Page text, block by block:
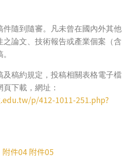
件隨到隨審。凡未曾在國內外其他
論文、技術報告或產業個案（含
及稿約規定，投稿相關表格電子檔
下載，網址：
p/412-1011-251.php?
附件04 附件05